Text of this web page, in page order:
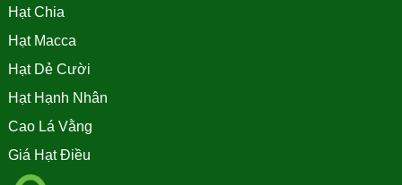
Hạt Chia
Hạt Macca
Hạt Dẻ Cười
Hạt Hạnh Nhân
Cao Lá Vằng
Giá Hạt Điều